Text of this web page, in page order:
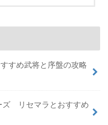
すめ武将と序盤の攻略
ズ リセマラとおすすめ